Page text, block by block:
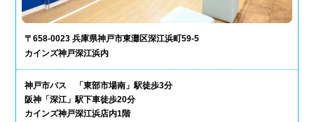
〒658-0023 兵庫県神戸市東灘区深江浜町59-5
カインズ神戸深江浜内
神戸市バス 「東部市場南」駅徒歩3分
阪神「深江」駅下車徒歩20分
カインズ神戸深江浜店内1階